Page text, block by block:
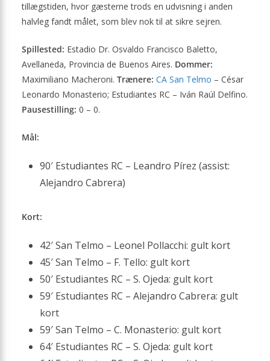
tillægstiden, hvor gæsterne trods en udvisning i anden
halvleg fandt målet, som blev nok til at sikre sejren.
Spillested: Estadio Dr. Osvaldo Francisco Baletto,
Avellaneda, Provincia de Buenos Aires. Dommer:
Maximiliano Macheroni. Trænere: CA San Telmo – César
Leonardo Monasterio; Estudiantes RC – Iván Raúl Delfino.
Pausestilling: 0 – 0.
Mål:
90′ Estudiantes RC – Leandro Pírez (assist:
Alejandro Cabrera)
Kort:
42′ San Telmo – Leonel Pollacchi: gult kort
45′ San Telmo – F. Tello: gult kort
50′ Estudiantes RC – S. Ojeda: gult kort
59′ Estudiantes RC – Alejandro Cabrera: gult
kort
59′ San Telmo – C. Monasterio: gult kort
64′ Estudiantes RC – S. Ojeda: gult kort